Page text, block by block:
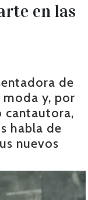
en las
de
y, por
cantautora,
habla de
nuevos